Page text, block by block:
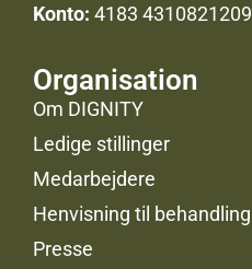
Konto: 4183 4310821209
Organisation
Om DIGNITY
Ledige stillinger
Medarbejdere
Henvisning til behandling
Presse